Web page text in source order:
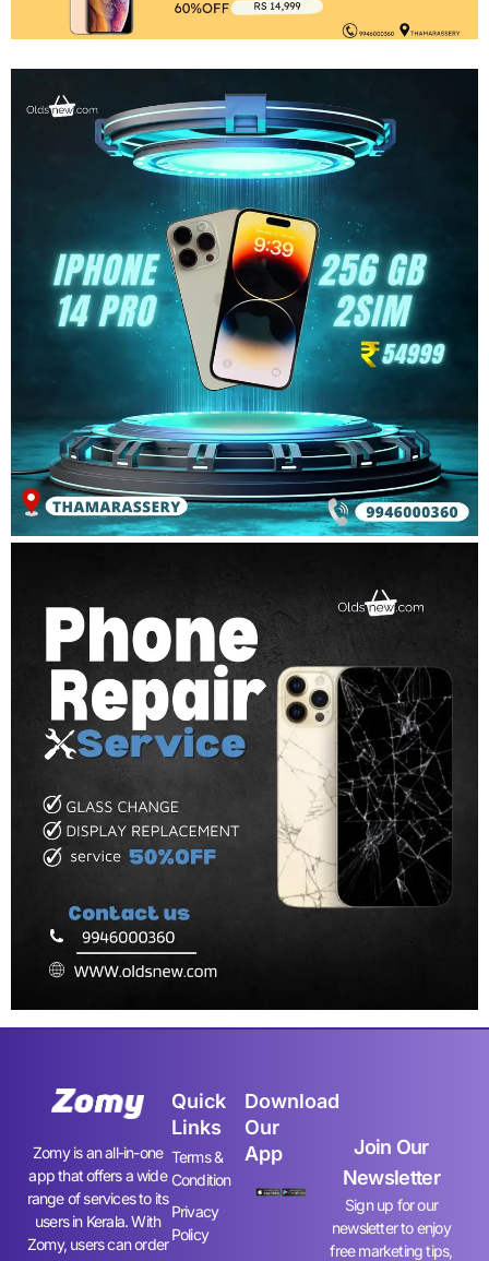
Zomy is an all-in-one
app that offers a wide
range of services to its
users in Kerala. With
Zomy, users can order
Quick
Links
Terms &
Condition
Privacy
Policy
Download
Our
App
Join Our
Newsletter
Sign up for our
newsletter to enjoy
free marketing tips,